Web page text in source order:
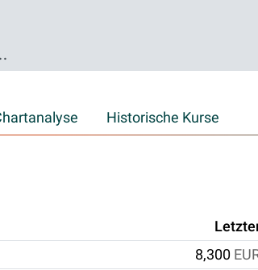
Historische Kurse
8,300